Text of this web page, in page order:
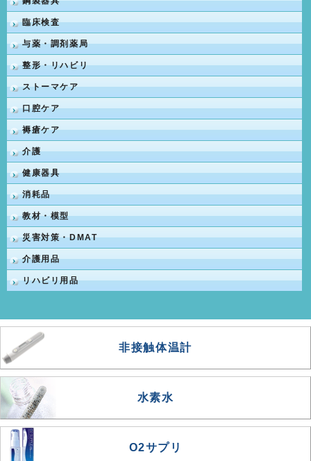
臨床検査
与薬・調剤薬局
整形・リハビリ
ストーマケア
口腔ケア
褥瘡ケア
介護
健康器具
消耗品
教材・模型
災害対策・DMAT
介護用品
リハビリ用品
非接触体温計
水素水
O2サプリ